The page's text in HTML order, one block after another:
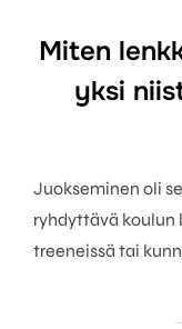
Miten
yksi
Juokseminen oli
ryhdyttävä
treeneissä tai